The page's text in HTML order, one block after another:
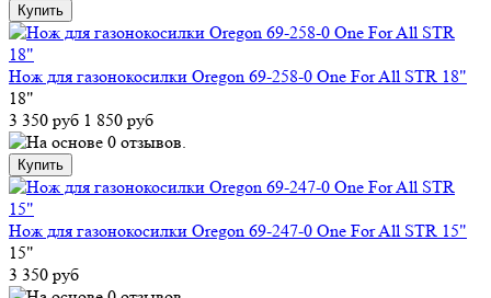
Нож для газонокосилки Oregon 69-258-0 One For All STR 18"
18"
3 350 руб 1 850 руб
Нож для газонокосилки Oregon 69-247-0 One For All STR 15"
15"
3 350 руб